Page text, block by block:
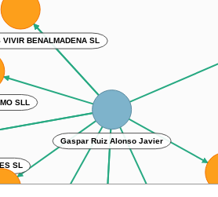
Gaspar Ruiz Alonso Javier
SLL
SL
BENALMADENA SL